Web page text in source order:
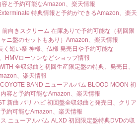
と予約可能なAmazon、楽天情報
特典情報と予約ができるAmazon、楽天
向きスクリーム 在庫ありで予約可能な（初回限
ニ盤のセットもあり）Amazon、楽天情報
く短い祭 神様、仏様 発売日や予約可能な
HMVローソンなどショップ情報
全収録曲と初回生産限定盤の特典、発売日、
、楽天情報
BAND ニューアルバム BLOOD MOON 初
容と予約可能なAmazon、楽天情報
新曲 バリ ハピ 初回盤全収録曲と発売日、クリア
約可能なAmazon、楽天情報
ニューアルバム ALXD 初回限定盤特典DVDの収